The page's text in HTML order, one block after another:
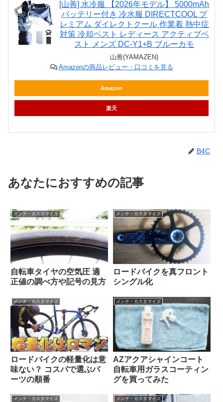
[山善] 水冷服 【2026年モデル】 5000mAh
バッテリー付き 冷水服 DIRECTCOOL プ
レミアム ダイレクトクール 作業着 熱中症
対策 冷却ベスト レディース アクティブベ
スト メンズ DC-Y1+B ブルーカモ
山善(YAMAZEN)
Amazonの商品レビュー・口コミを見る
Amazon
楽天
B4C
あなたにおすすめの記事
メンテ・カスタマイズ
自転車タイヤの空気圧 適
正値の調べ方や記号の見方
メンテ・カスタマイズ
ロードバイクを真フロント
シングル化
メンテ・カスタマイズ
ロードバイクの軽量化は意
味ない？ コスパで選ぶパ
ーツの順番
メンテ・カスタマイズ
AZアクアシャインコート
自転車用ガラスコーティン
グを買ってみた
メンテ・カスタマイズ メンテ・カスタマイズ